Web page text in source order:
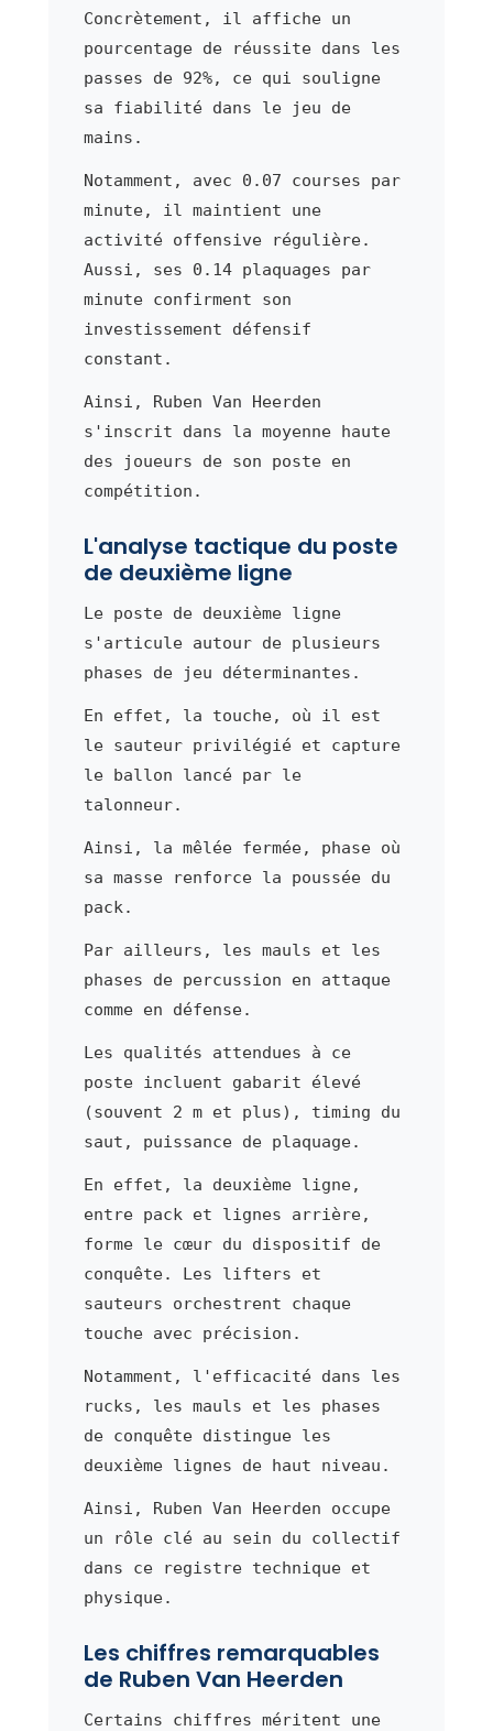
Concrètement, il affiche un
pourcentage de réussite dans les
passes de 92%, ce qui souligne
sa fiabilité dans le jeu de
mains.
Notamment, avec 0.07 courses par
minute, il maintient une
activité offensive régulière.
Aussi, ses 0.14 plaquages par
minute confirment son
investissement défensif
constant.
Ainsi, Ruben Van Heerden
s'inscrit dans la moyenne haute
des joueurs de son poste en
compétition.
L'analyse tactique du poste
de deuxième ligne
Le poste de deuxième ligne
s'articule autour de plusieurs
phases de jeu déterminantes.
En effet, la touche, où il est
le sauteur privilégié et capture
le ballon lancé par le
talonneur.
Ainsi, la mêlée fermée, phase où
sa masse renforce la poussée du
pack.
Par ailleurs, les mauls et les
phases de percussion en attaque
comme en défense.
Les qualités attendues à ce
poste incluent gabarit élevé
(souvent 2 m et plus), timing du
saut, puissance de plaquage.
En effet, la deuxième ligne,
entre pack et lignes arrière,
forme le cœur du dispositif de
conquête. Les lifters et
sauteurs orchestrent chaque
touche avec précision.
Notamment, l'efficacité dans les
rucks, les mauls et les phases
de conquête distingue les
deuxième lignes de haut niveau.
Ainsi, Ruben Van Heerden occupe
un rôle clé au sein du collectif
dans ce registre technique et
physique.
Les chiffres remarquables
de Ruben Van Heerden
Certains chiffres méritent une